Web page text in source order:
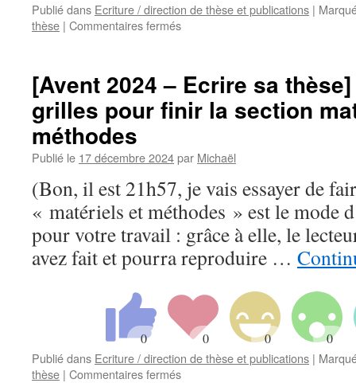
Publié dans Ecriture / direction de thèse et publications |
thèse | Commentaires ferméssur
Ecrire
sa
thèse]
18/24
–
Préparer
son
questionnaire
et
ses
résultats
[Avent 2024 – Ecrire sa
grilles pour finir la section
méthodes
Publié le 17 décembre 2024par Michaël
(Bon, il est 21h57, je vais essayer de
« matériels et méthodes » est le mode
pour votre travail : grâce à elle, le
avez fait et pourra reproduire …
Publié dans Ecriture / direction de thèse et publications |
thèse | Commentaires ferméssur